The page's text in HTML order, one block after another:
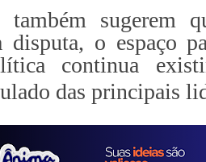
também sugerem
disputa, o espaço
continua
das principais